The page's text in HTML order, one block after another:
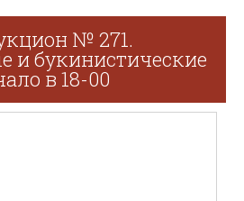
№ 271.
и букинистические
в 18-00